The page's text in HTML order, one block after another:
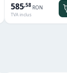
585,58 RON
TVA inclus